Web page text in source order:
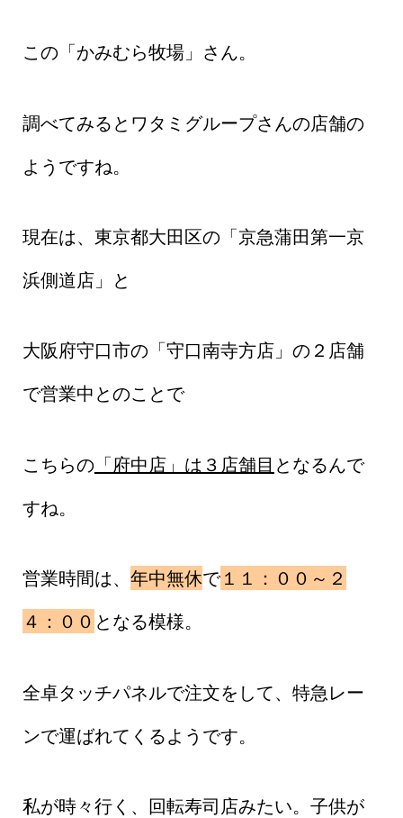
この「かみむら牧場」さん。
調べてみるとワタミグループさんの店舗の
ようですね。
現在は、東京都大田区の「京急蒲田第一京
浜側道店」と
大阪府守口市の「守口南寺方店」の２店舗
で営業中とのことで
こちらの 「府中店」は３店舗目 となるんで
すね。
営業時間は、 年中無休で１１：００～２
４：００ となる模様。
全卓タッチパネルで注文をして、特急レー
ンで運ばれてくるようです。
私が時々行く、回転寿司店みたい。子供が